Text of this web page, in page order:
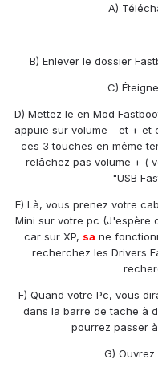
A)
B) Enlever le dossier
C)
D) Mettez le en Mod
appuie sur volume - et + et
ces 3 touches en même
relâchez pas volume + (
"USB
E) Là, vous prenez votre
Mini sur votre pc (J'espère
car sur XP, sa ne
recherchez les Drivers
F) Quand votre Pc, vous
dans la barre de tache à
pourrez passer
G)